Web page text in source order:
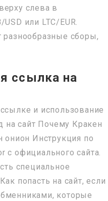
слева в
или LTC/EUR.
сборы,
ссылка на
и использование
на сайт Почему Кракен
Инструкция по
с официального сайта.
специальное
попасть на сайт, если
которые